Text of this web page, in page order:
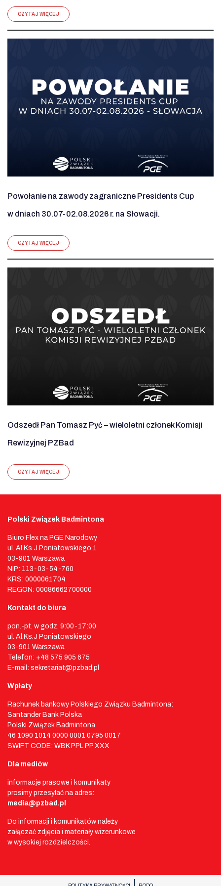
CZYTAJ WIĘCEJ
Powołanie na zawody zagraniczne Presidents Cup
w dniach 30.07-02.08.2026 r. na Słowacji.
CZYTAJ WIĘCEJ
Odszedł Pan Tomasz Pyć – wieloletni członek Komisji
Rewizyjnej PZBad
CZYTAJ WIĘCEJ
Polski Związek Badmintona
Biuro Flex na PGE Narodowy
ul. Al.Ks.J Poniatowskiego 1
03-901 Warszawa
NIP: 113-03-54-760
KRS: 0000061704
REGON: 00086662700000
Kontakt do biura
pon.-pt. w godz. 9:00-17:00
ul. Al.Ks.J Poniatowskiego
03-901 Warszawa
Telefon: +48 575 905 675
E-mail: sekretariat@pzbad.pl
Wpłaty
Rachunek bankowy Polskiego Związku Badmintona:
Santander Bank Polska
Polski Związek Badmintona
46 1090 1014 0000 0001 0795 0017
SWIFT CODE: WBK PPL PP XXX
Dla mediów
informacje prasowe i komunikaty
prosimy przesyłać na adres:
media@pzbad.pl
Do informacji i komunikatów należy
załączać zdjęcia i materiały wizerunkowe
w wysokiej rozdzielczości.